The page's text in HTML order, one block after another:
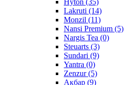
Lakruti (14)
Monzil (11)
Nansi Premium (5)
Nargis Tea (0)
Steuarts (3)
Sundari (9)
Yantra (0)
Zenzur(5)
Акбар (9)